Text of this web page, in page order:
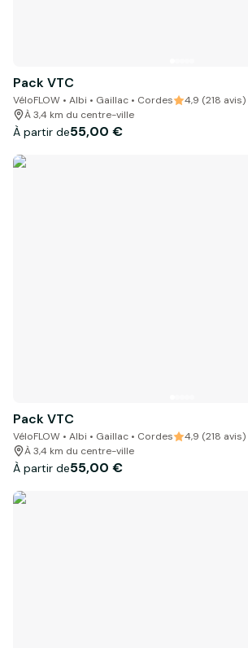
Pack VTC
VéloFLOW • Albi • Gaillac • Cordes
4,9 (218 avis)
À 3,4 km du centre-ville
À partir de55,00 €
Pack VTC
VéloFLOW • Albi • Gaillac • Cordes
4,9 (218 avis)
À 3,4 km du centre-ville
À partir de55,00 €